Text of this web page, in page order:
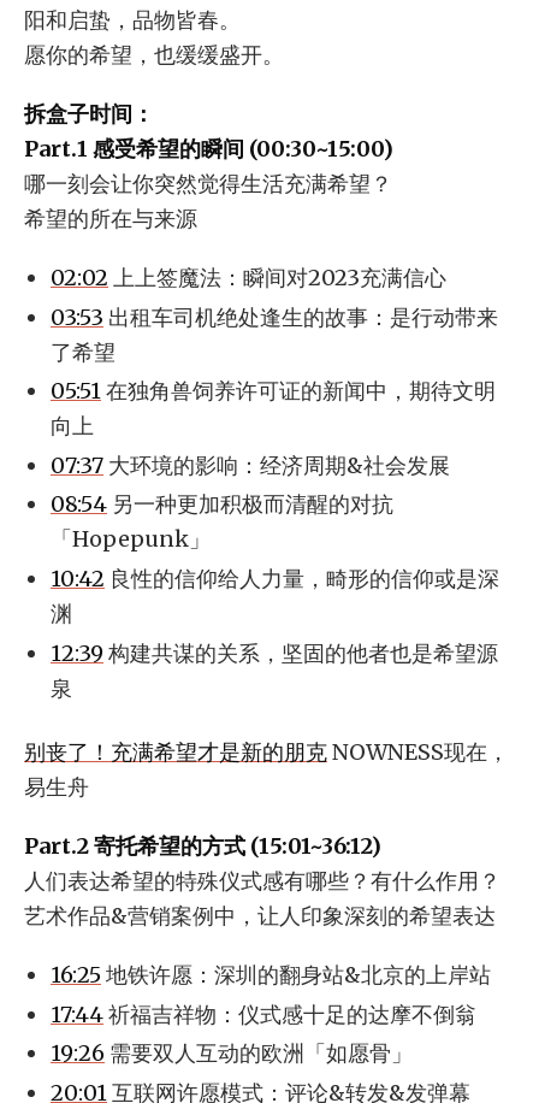
阳和启蛰，品物皆春。
愿你的希望，也缓缓盛开。
拆盒子时间：
Part.1 感受希望的瞬间 (00:30~15:00)
哪一刻会让你突然觉得生活充满希望？
希望的所在与来源
02:02 上上签魔法：瞬间对2023充满信心
03:53 出租车司机绝处逢生的故事：是行动带来
了希望
05:51在独角兽饲养许可证的新闻中，期待文明
向上
07:37 大环境的影响：经济周期&社会发展
08:54 另一种更加积极而清醒的对抗
「Hopepunk」
10:42 良性的信仰给人力量，畸形的信仰或是深
渊
12:39 构建共谋的关系，坚固的他者也是希望源
泉
别丧了！充满希望才是新的朋克NOWNESS现在，
易生舟
Part.2 寄托希望的方式 (15:01~36:12)
人们表达希望的特殊仪式感有哪些？有什么作用？
艺术作品&营销案例中，让人印象深刻的希望表达
16:25 地铁许愿：深圳的翻身站&北京的上岸站
17:44祈福吉祥物：仪式感十足的达摩不倒翁
19:26 需要双人互动的欧洲「如愿骨」
20:01互联网许愿模式：评论&转发&发弹幕